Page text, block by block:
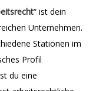
“ ist dein
Unternehmen.
Stationen im
Profil
du eine